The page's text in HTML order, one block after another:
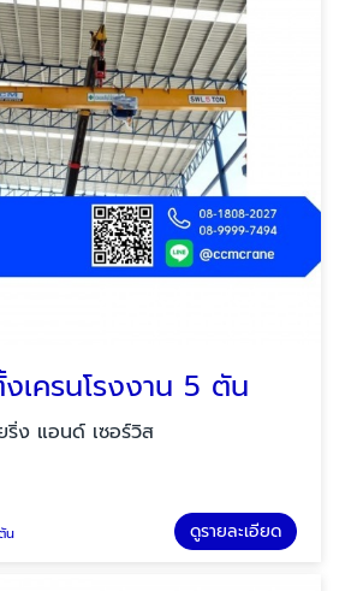
เครนโรงงาน 5 ตัน
ริ่ง แอนด์ เซอร์วิส
น ดูรายละเอียด